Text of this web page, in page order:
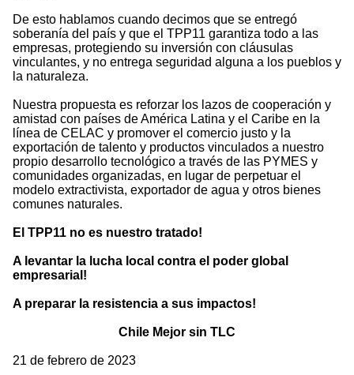
De esto hablamos cuando decimos que se entregó
soberanía del país y que el TPP11 garantiza todo a las
empresas, protegiendo su inversión con cláusulas
vinculantes, y no entrega seguridad alguna a los pueblos y
la naturaleza.
Nuestra propuesta es reforzar los lazos de cooperación y
amistad con países de América Latina y el Caribe en la
línea de CELAC y promover el comercio justo y la
exportación de talento y productos vinculados a nuestro
propio desarrollo tecnológico a través de las PYMES y
comunidades organizadas, en lugar de perpetuar el
modelo extractivista, exportador de agua y otros bienes
comunes naturales.
El TPP11 no es nuestro tratado!
A levantar la lucha local contra el poder global
empresarial!
A preparar la resistencia a sus impactos!
Chile Mejor sin TLC
21 de febrero de 2023